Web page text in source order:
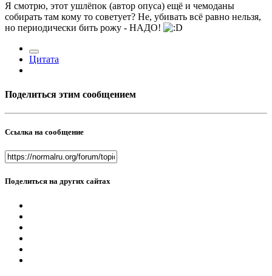
Я смотрю, этот ушлёпок (автор опуса) ещё и чемоданы
собирать там кому то советует? Не, убивать всё равно нельзя,
но периодически бить рожу - НАДО!
Цитата
Поделиться этим сообщением
Ссылка на сообщение
Поделиться на других сайтах